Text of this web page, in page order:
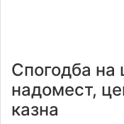
Спогодба на
надомест,
казна